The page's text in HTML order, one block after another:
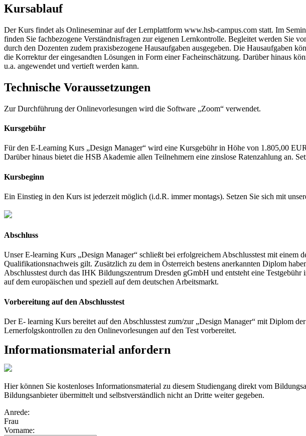
Kursablauf
Der Kurs findet als Onlineseminar auf der Lernplattform www.hsb-campus.com statt. Im
finden Sie fachbezogene Verständnisfragen zur eigenen Lernkontrolle. Begleitet werden Sie
durch den Dozenten zudem praxisbezogene Hausaufgaben ausgegeben. Die Hausaufgaben
die Korrektur der eingesandten Lösungen in Form einer Facheinschätzung. Darüber hinaus
u.a. angewendet und vertieft werden kann.
Technische Voraussetzungen
Zur Durchführung der Onlinevorlesungen wird die Software „Zoom“ verwendet.
Kursgebühr
Für den E-Learning Kurs „Design Manager“ wird eine Kursgebühr in Höhe von 1.805,00
Darüber hinaus bietet die HSB Akademie allen Teilnehmern eine zinslose Ratenzahlung an.
Kursbeginn
Ein Einstieg in den Kurs ist jederzeit möglich (i.d.R. immer montags). Setzen Sie sich mit
Abschluss
Unser E-learning Kurs „Design Manager“ schließt bei erfolgreichem Abschlusstest mit
Qualifikationsnachweis gilt. Zusätzlich zu dem in Österreich bestens anerkannten Diplom
Abschlusstest durch das IHK Bildungszentrum Dresden gGmbH und entsteht eine
auf dem europäischen und speziell auf dem deutschen Arbeitsmarkt.
Vorbereitung auf den Abschlusstest
Der E- learning Kurs bereitet auf den Abschlusstest zum/zur „Design Manager“ mit Diplom
Lernerfolgskontrollen zu den Onlinevorlesungen auf den Test vorbereitet.
Informationsmaterial anfordern
Hier können Sie kostenloses Informationsmaterial zu diesem Studiengang direkt vom
Bildungsanbieter übermittelt und selbstverständlich nicht an Dritte weiter gegeben.
Anrede:
Frau
Vorname: